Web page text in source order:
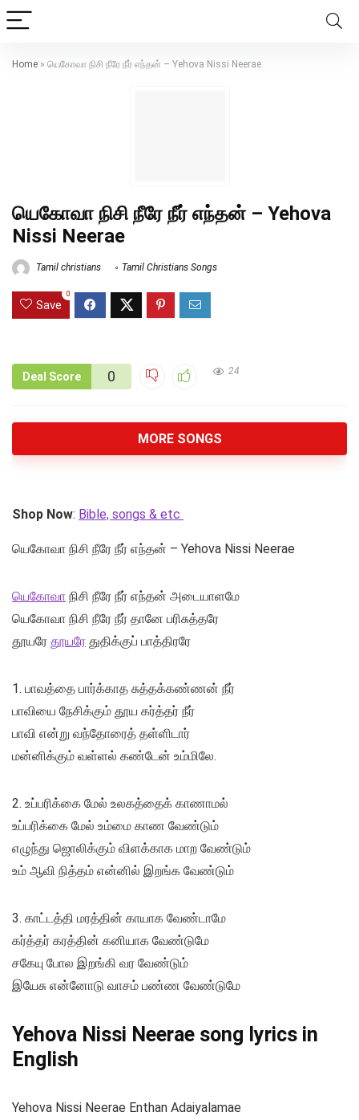
Home » யெகோவா நிசி நீரே நீர் எந்தன் – Yehova Nissi Neerae
யெகோவா நிசி நீரே நீர் எந்தன் – Yehova
Nissi Neerae
Tamil christians Tamil Christians Songs
Save
0
Deal Score 0 24
MORE SONGS
Shop Now: Bible, songs & etc
யெகோவா நிசி நீரே நீர் எந்தன் – Yehova Nissi Neerae
யெகோவா நிசி நீரே நீர் எந்தன் அடையாளமே
யெகோவா நிசி நீரே நீர் தானே பரிசுத்தரே
தூயரே தூயரே துதிக்குப் பாத்திரரே
1. பாவத்தை பார்க்காத சுத்தக்கண்ணன் நீர்
பாவியை நேசிக்கும் தூய கர்த்தர் நீர்
பாவி என்று வந்தோரைத் தள்ளிடார்
மன்னிக்கும் வள்ளல் கண்டேன் உம்மிலே.
2. உப்பரிக்கை மேல் உலகத்தைக் காணாமல்
உப்பரிக்கை மேல் உம்மை காண வேண்டும்
எழுந்து ஜொலிக்கும் விளக்காக மாற வேண்டும்
உம் ஆவி நித்தம் என்னில் இறங்க வேண்டும்
3. காட்டத்தி மரத்தின் காயாக வேண்டாமே
கர்த்தர் கரத்தின் கனியாக வேண்டுமே
சகேயு போல இறங்கி வர வேண்டும்
இயேசு என்னோடு வாசம் பண்ண வேண்டுமே
Yehova Nissi Neerae song lyrics in
English
Yehova Nissi Neerae Enthan Adaiyalamae